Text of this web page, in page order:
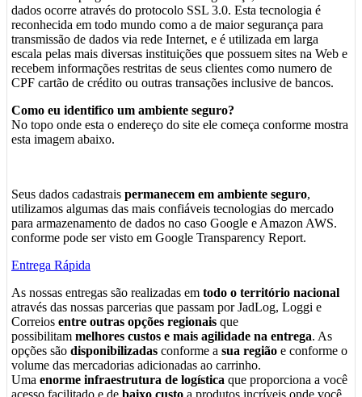
dados ocorre através do protocolo SSL 3.0. Esta tecnologia é
reconhecida em todo mundo como a de maior segurança para
transmissão de dados via rede Internet, e é utilizada em larga
escala pelas mais diversas instituições que possuem sites na Web e
recebem informações restritas de seus clientes como numero de
CPF cartão de crédito ou outras transações inclusive de bancos.
Como eu identifico um ambiente seguro?
No topo onde esta o endereço do site ele começa conforme mostra
esta imagem abaixo.
Seus dados cadastrais permanecem em ambiente seguro,
utilizamos algumas das mais confiáveis tecnologias do mercado
para armazenamento de dados no caso Google e Amazon AWS.
conforme pode ser visto em Google Transparency Report.
Entrega Rápida
As nossas entregas são realizadas em todo o território nacional
através das nossas parcerias que passam por JadLog, Loggi e
Correios entre outras opções regionais que
possibilitam melhores custos e mais agilidade na entrega. As
opções são disponibilizadas conforme a sua região e conforme o
volume das mercadorias adicionadas ao carrinho.
Uma enorme infraestrutura de logística que proporciona a você
acesso facilitado e de baixo custo a produtos incríveis onde você